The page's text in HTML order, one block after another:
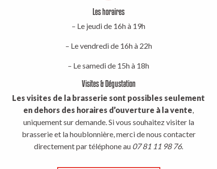
Les horaires
– Le jeudi de 16h à 19h
– Le vendredi de 16h à 22h
– Le samedi de 15h à 18h
Visites & Dégustation
Les visites de la brasserie sont possibles seulement
en dehors des horaires d’ouverture à la vente,
uniquement sur demande. Si vous souhaitez visiter la
brasserie et la houblonnière, merci de nous contacter
directement par téléphone au 07 81 11 98 76.